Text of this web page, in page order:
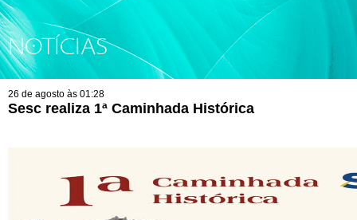
NOTÍCIAS
26 de agosto às 01:28
Sesc realiza 1ª Caminhada Histórica